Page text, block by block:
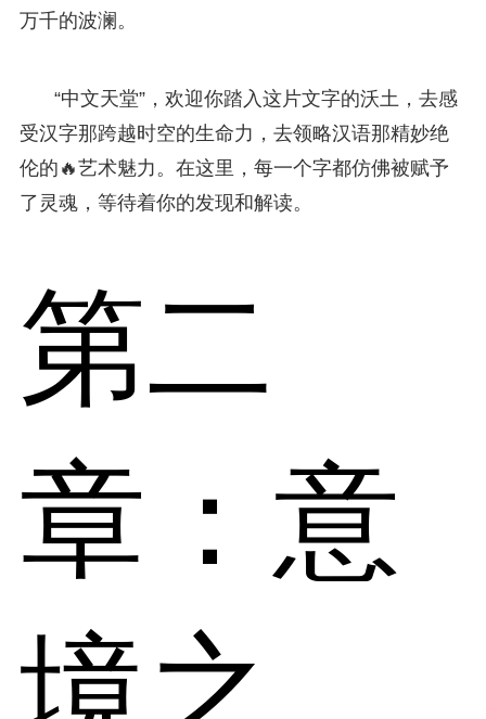
万千的波澜。
“中文天堂”，欢迎你踏入这片文字的沃土，去感
受汉字那跨越时空的生命力，去领略汉语那精妙绝
伦的🔥艺术魅力。在这里，每一个字都仿佛被赋予
了灵魂，等待着你的发现和解读。
第二
章：意